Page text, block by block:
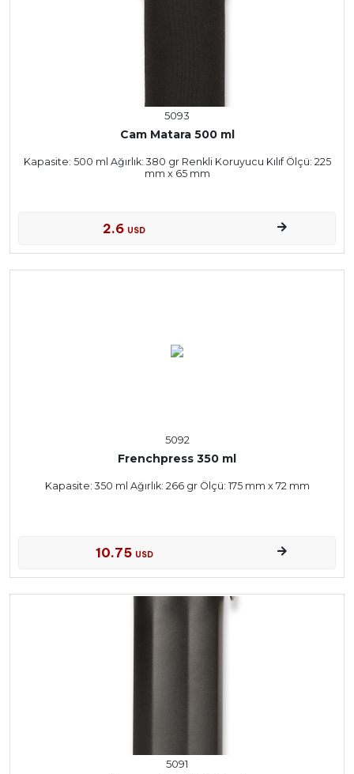
5093
Cam Matara 500 ml
Kapasite: 500 ml Ağırlık: 380 gr Renkli Koruyucu Kılıf Ölçü: 225
mm x 65 mm
2.6 USD
5092
Frenchpress 350 ml
Kapasite: 350 ml Ağırlık: 266 gr Ölçü: 175 mm x 72 mm
10.75 USD
5091